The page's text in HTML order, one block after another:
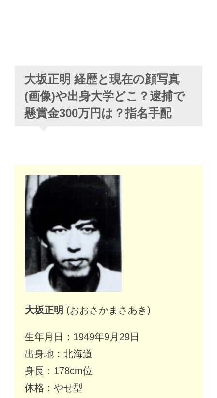
大坂正明 経歴と現在の顔写真
(画像)や出身大学どこ？逮捕で
懸賞金300万円は？指名手配
大坂正明 (おおさかまさあき)
生年月日：1949年9月29日
出身地：北海道
身長：178cm位
体格：やせ型